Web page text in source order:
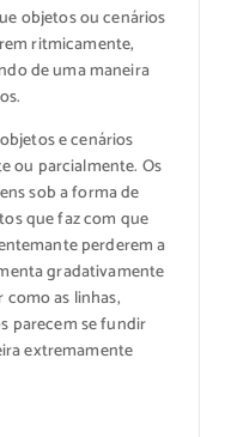
objetos ou cenários
ritmicamente,
de uma maneira
e cenários
ou parcialmente. Os
sob a forma de
que faz com que
perderem a
gradativamente
as linhas,
parecem se fundir
extremamente